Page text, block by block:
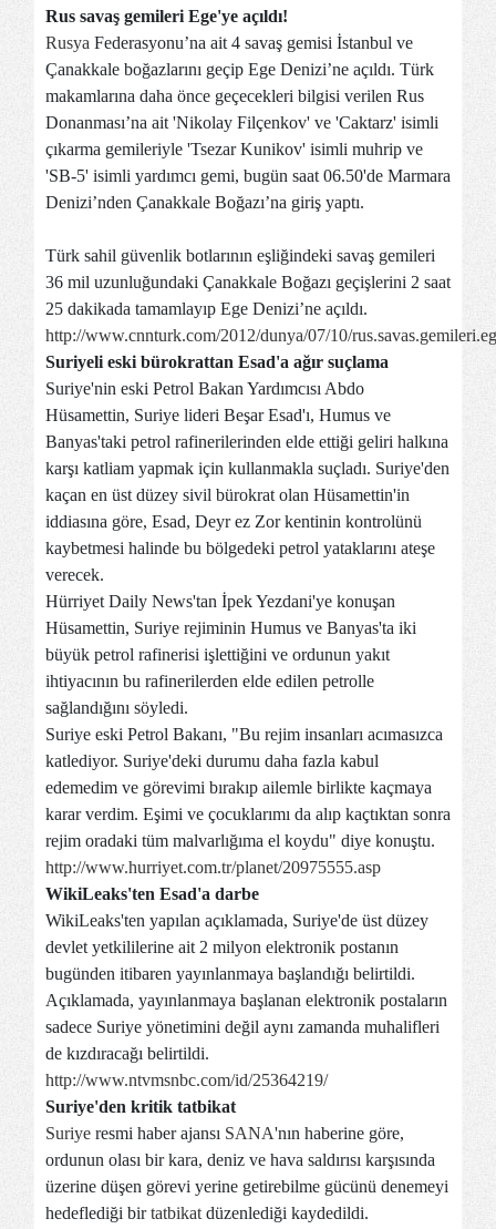
Rus savaş gemileri Ege'ye açıldı!
Rusya Federasyonu’na ait 4 savaş gemisi İstanbul ve
Çanakkale boğazlarını geçip Ege Denizi’ne açıldı. Türk
makamlarına daha önce geçecekleri bilgisi verilen Rus
Donanması’na ait 'Nikolay Filçenkov' ve 'Caktarz' isimli
çıkarma gemileriyle 'Tsezar Kunikov' isimli muhrip ve
'SB-5' isimli yardımcı gemi, bugün saat 06.50'de Marmara
Denizi’nden Çanakkale Boğazı’na giriş yaptı.
Türk sahil güvenlik botlarının eşliğindeki savaş gemileri
36 mil uzunluğundaki Çanakkale Boğazı geçişlerini 2 saat
25 dakikada tamamlayıp Ege Denizi’ne açıldı.
http://www.cnnturk.com/2012/dunya/07/10/
Suriyeli eski bürokrattan Esad'a ağır suçlama
Suriye'nin eski Petrol Bakan Yardımcısı Abdo
Hüsamettin, Suriye lideri Beşar Esad'ı, Humus ve
Banyas'taki petrol rafinerilerinden elde ettiği geliri halkına
karşı katliam yapmak için kullanmakla suçladı. Suriye'den
kaçan en üst düzey sivil bürokrat olan Hüsamettin'in
iddiasına göre, Esad, Deyr ez Zor kentinin kontrolünü
kaybetmesi halinde bu bölgedeki petrol yataklarını ateşe
verecek.
Hürriyet Daily News'tan İpek Yezdani'ye konuşan
Hüsamettin, Suriye rejiminin Humus ve Banyas'ta iki
büyük petrol rafinerisi işlettiğini ve ordunun yakıt
ihtiyacının bu rafinerilerden elde edilen petrolle
sağlandığını söyledi.
Suriye eski Petrol Bakanı, "Bu rejim insanları acımasızca
katlediyor. Suriye'deki durumu daha fazla kabul
edemedim ve görevimi bırakıp ailemle birlikte kaçmaya
karar verdim. Eşimi ve çocuklarımı da alıp kaçtıktan sonra
rejim oradaki tüm malvarlığıma el koydu" diye konuştu.
http://www.hurriyet.com.tr/planet/20975555.asp
WikiLeaks'ten Esad'a darbe
WikiLeaks'ten yapılan açıklamada, Suriye'de üst düzey
devlet yetkililerine ait 2 milyon elektronik postanın
bugünden itibaren yayınlanmaya başlandığı belirtildi.
Açıklamada, yayınlanmaya başlanan elektronik postaların
sadece Suriye yönetimini değil aynı zamanda muhalifleri
de kızdıracağı belirtildi.
http://www.ntvmsnbc.com/id/25364219/
Suriye'den kritik tatbikat
Suriye resmi haber ajansı SANA'nın haberine göre,
ordunun olası bir kara, deniz ve hava saldırısı karşısında
üzerine düşen görevi yerine getirebilme gücünü denemeyi
hedeflediği birtatbikat düzenlediği kaydedildi.